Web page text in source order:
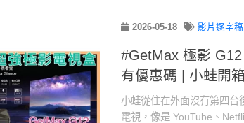
2026-05-18 影片逐字稿
#GetMax 極影
有優惠碼 | 小蛙開
小蛙從住在外面沒有第四
電視，像是 YouTube、